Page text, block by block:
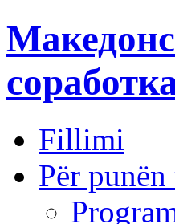
Fillimi
Për punën